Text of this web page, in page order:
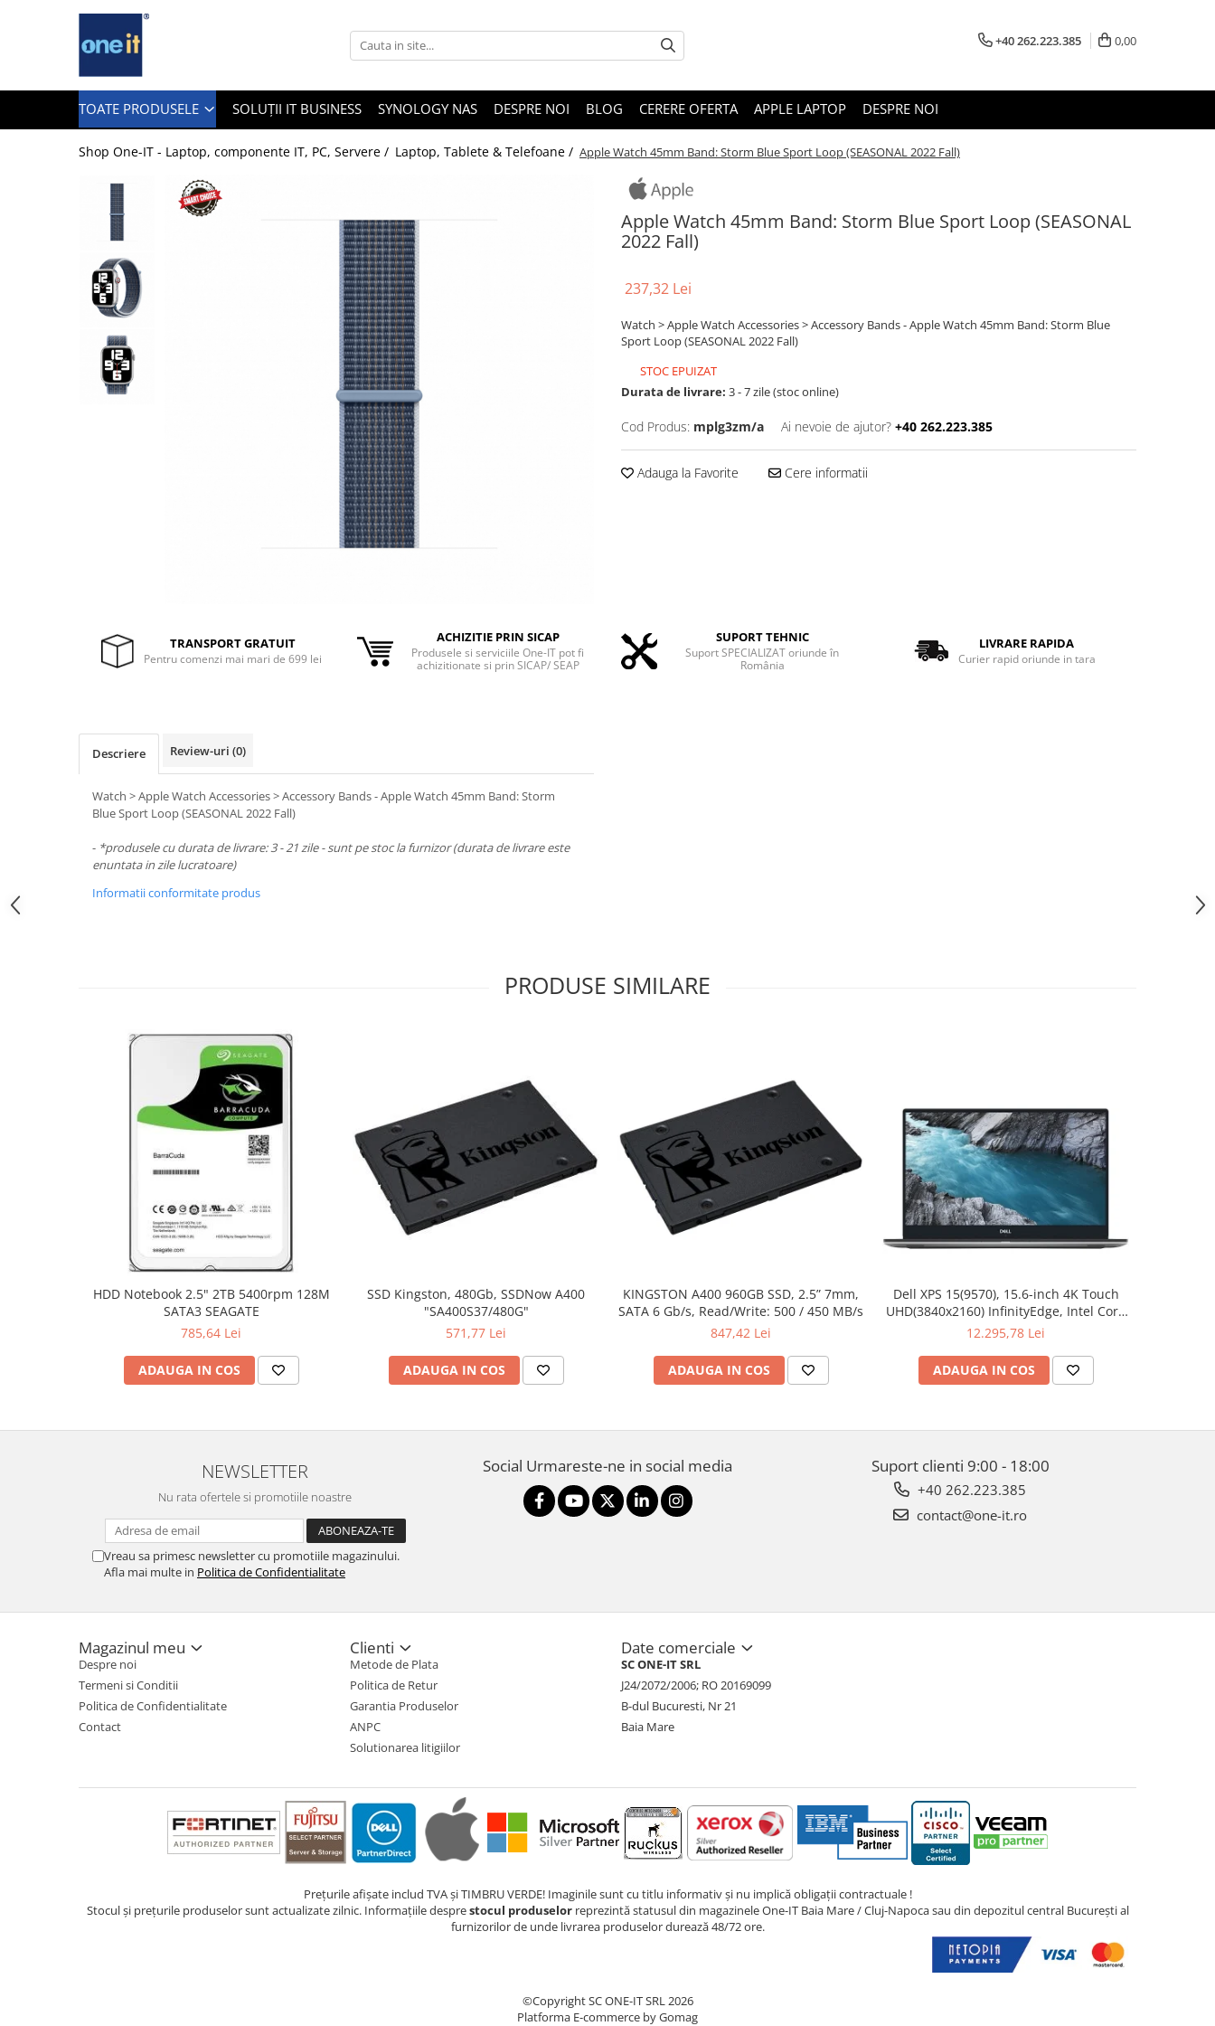
Toate Produsele
Notebook Consumer
Accesorii Laptop
Componente Laptop
Tablete & accesorii
Telefoane & accesorii
Tastaturi Gaming
Card Reader
Periferice PC
Mouse
Servere & Componente
Servere
Retelistica & Supraveghere
Multifunctionale
Imprimante 3D
TV, Multimedia & Electronice
Televizoare & accesorii
Multiboard & Accessorii
+40 262.223.385 0,00
TOATE PRODUSELE SOLUȚII IT BUSINESS SYNOLOGY NAS DESPRE NOI BLOG CERERE OFERTA APPLE LAPTOP DESPRE NOI
Shop One-IT - Laptop, componente IT, PC, Servere / Laptop, Tablete & Telefoane / Apple Watch 45mm Band: Storm Blue Sport Loop (SEASONAL 2022 Fall)
Apple Watch 45mm Band: Storm Blue Sport Loop (SEASONAL
2022 Fall)
237,32 Lei
Watch > Apple Watch Accessories > Accessory Bands - Apple Watch 45mm Band: Storm Blue
Sport Loop (SEASONAL 2022 Fall)
STOC EPUIZAT
Durata de livrare: 3 - 7 zile (stoc online)
Cod Produs: mplg3zm/a Ai nevoie de ajutor? +40 262.223.385
Adauga la Favorite Cere informatii
TRANSPORT GRATUIT
Pentru comenzi mai mari de 699 lei
ACHIZITIE PRIN SICAP
Produsele si serviciile One-IT pot fi
achizitionate si prin SICAP/ SEAP
SUPORT TEHNIC
Suport SPECIALIZAT oriunde în
România
LIVRARE RAPIDA
Curier rapid oriunde in tara
Descriere Review-uri (0)
Watch > Apple Watch Accessories > Accessory Bands - Apple Watch 45mm Band: Storm
Blue Sport Loop (SEASONAL 2022 Fall)
- *produsele cu durata de livrare: 3 - 21 zile - sunt pe stoc la furnizor (durata de livrare este
enuntata in zile lucratoare)
Informatii conformitate produs
PRODUSE SIMILARE
HDD Notebook 2.5" 2TB 5400rpm 128M
SATA3 SEAGATE
785,64 Lei
ADAUGA IN COS
SSD Kingston, 480Gb, SSDNow A400
"SA400S37/480G"
571,77 Lei
ADAUGA IN COS
KINGSTON A400 960GB SSD, 2.5” 7mm,
SATA 6 Gb/s, Read/Write: 500 / 450 MB/s
847,42 Lei
ADAUGA IN COS
Dell XPS 15(9570), 15.6-inch 4K Touch
UHD(3840x2160) InfinityEdge, Intel Core
i7-8750H, 16GB(2x8GB) DDR4 2666MHz,
1050Ti 4GB, Killer Wifi 802.11ac, BT,
FGPR, Backlit
12.295,78 Lei
ADAUGA IN COS
NEWSLETTER
Nu rata ofertele si promotiile noastre
Vreau sa primesc newsletter cu promotiile magazinului.
Afla mai multe in Politica de Confidentialitate
Social Urmareste-ne in social media Suport clienti 9:00 - 18:00
+40 262.223.385
contact@one-it.ro
Magazinul meu
Despre noi
Termeni si Conditii
Politica de Confidentialitate
Contact
Clienti
Metode de Plata
Politica de Retur
Garantia Produselor
ANPC
Solutionarea litigiilor
Date comerciale
SC ONE-IT SRL
J24/2072/2006; RO 20169099
B-dul Bucuresti, Nr 21
Baia Mare
Prețurile afișate includ TVA și TIMBRU VERDE! Imaginile sunt cu titlu informativ și nu implică obligații contractuale !
Stocul și prețurile produselor sunt actualizate zilnic. Informațiile desprestocul produselorreprezintă statusul din magazinele One-IT Baia Mare / Cluj-Napoca sau din depozitul central București al
furnizorilor de unde livrarea produselor durează 48/72 ore.
©Copyright SC ONE-IT SRL 2026
Platforma E-commerce by Gomag